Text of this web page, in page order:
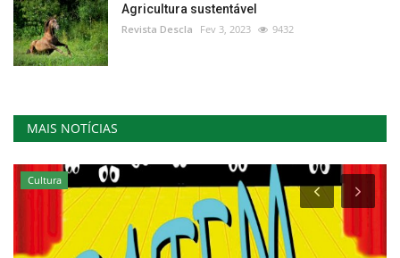
Agricultura sustentável
Revista Descla Fev 3, 2023 9432
MAIS NOTÍCIAS
Cultura